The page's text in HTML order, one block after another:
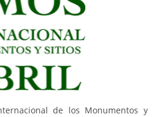
de los Monumentos y